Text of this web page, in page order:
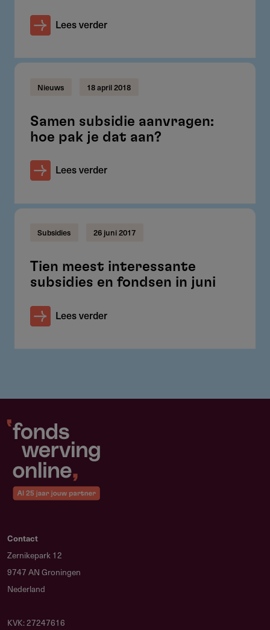
Lees verder
Nieuws 18 april 2018
Samen subsidie aanvragen:
hoe pak je dat aan?
Lees verder
Subsidies 26 juni 2017
Tien meest interessante
subsidies en fondsen in juni
Lees verder
Contact
Zernikepark 12
9747 AN Groningen
Nederland
KVK: 27247616